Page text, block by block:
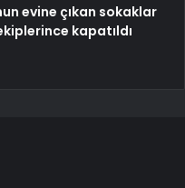
evine çıkan sokaklar
kapatıldı